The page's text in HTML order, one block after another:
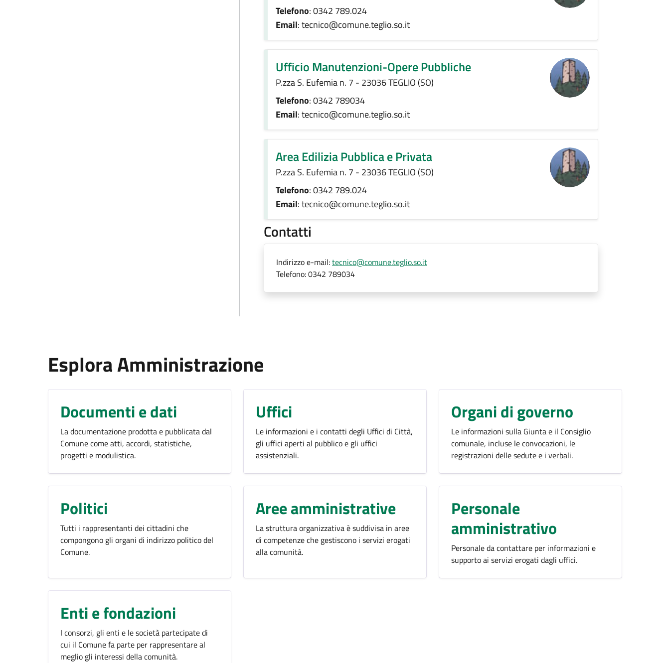
Telefono: 0342 789.024
Email: tecnico@comune.teglio.so.it
Ufficio Manutenzioni-Opere Pubbliche
P.zza S. Eufemia n. 7 - 23036 TEGLIO (SO)
Telefono: 0342 789034
Email: tecnico@comune.teglio.so.it
Area Edilizia Pubblica e Privata
P.zza S. Eufemia n. 7 - 23036 TEGLIO (SO)
Telefono: 0342 789.024
Email: tecnico@comune.teglio.so.it
Contatti
Indirizzo e-mail:tecnico@comune.teglio.so.it
Telefono:0342 789034
Esplora Amministrazione
Documenti e dati
La documentazione prodotta e pubblicata dal
Comune come atti, accordi, statistiche,
progetti e modulistica.
Uffici
Le informazioni e i contatti degli Uffici di Città,
gli uffici aperti al pubblico e gli uffici
assistenziali.
Organi di governo
Le informazioni sulla Giunta e il Consiglio
comunale, incluse le convocazioni, le
registrazioni delle sedute e i verbali.
Politici
Tutti i rappresentanti dei cittadini che
compongono gli organi di indirizzo politico del
Comune.
Aree amministrative
La struttura organizzativa è suddivisa in aree
di competenze che gestiscono i servizi erogati
alla comunità.
Personale
amministrativo
Personale da contattare per informazioni e
supporto ai servizi erogati dagli uffici.
Enti e fondazioni
I consorzi, gli enti e le società partecipate di
cui il Comune fa parte per rappresentare al
meglio gli interessi della comunità.